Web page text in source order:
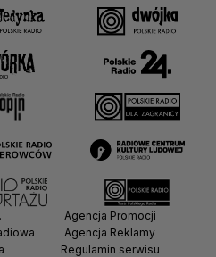
Agencja Promocji
Agencja Reklamy
Regulamin serwisu